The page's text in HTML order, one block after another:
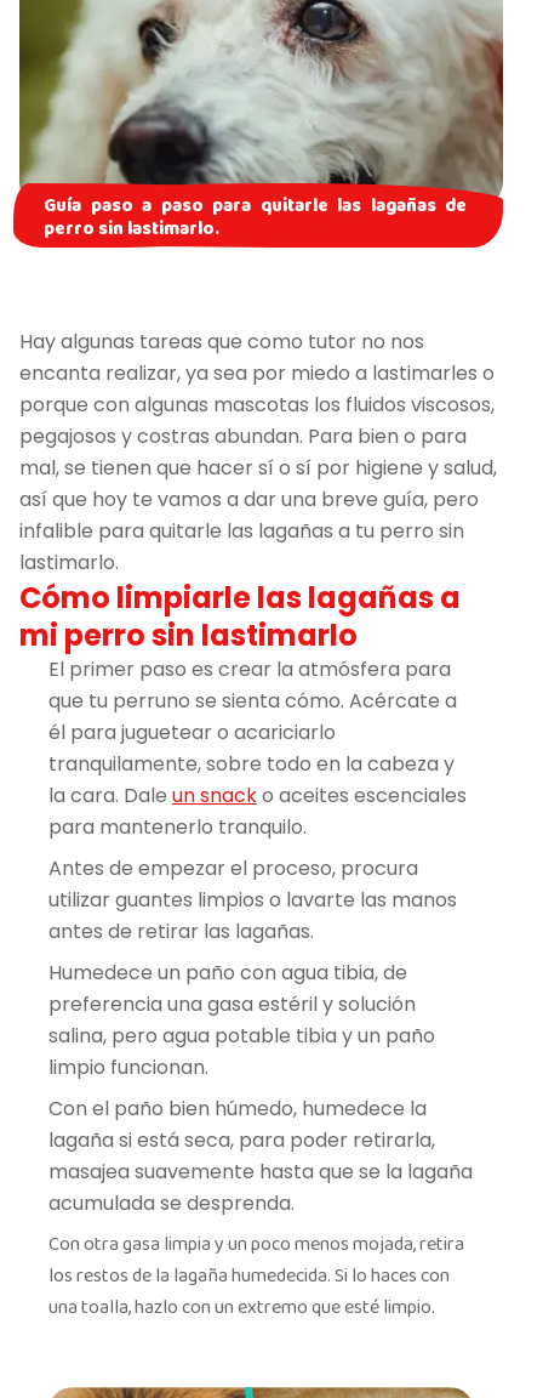
Guía paso a paso para quitarle las lagañas de
perro sin lastimarlo.
Hay algunas tareas que como tutor no nos
encanta realizar, ya sea por miedo a lastimarles o
porque con algunas mascotas los fluidos viscosos,
pegajosos y costras abundan. Para bien o para
mal, se tienen que hacer sí o sí por higiene y salud,
así que hoy te vamos a dar una breve guía, pero
infalible para quitarle las lagañas a tu perro sin
lastimarlo.
Cómo limpiarle las lagañas a
mi perro sin lastimarlo
El primer paso es crear la atmósfera para
que tu perruno se sienta cómo. Acércate a
él para juguetear o acariciarlo
tranquilamente, sobre todo en la cabeza y
la cara. Dale un snacko aceites escenciales
para mantenerlo tranquilo.
Antes de empezar el proceso, procura
utilizar guantes limpios o lavarte las manos
antes de retirar las lagañas.
Humedece un paño con agua tibia, de
preferencia una gasa estéril y solución
salina, pero agua potable tibia y un paño
limpio funcionan.
Con el paño bien húmedo, humedece la
lagaña si está seca, para poder retirarla,
masajea suavemente hasta que se la lagaña
acumulada se desprenda.
Con otra gasa limpia y un poco menos mojada, retira
los restos de la lagaña humedecida. Si lo haces con
una toalla, hazlo con un extremo que esté limpio.